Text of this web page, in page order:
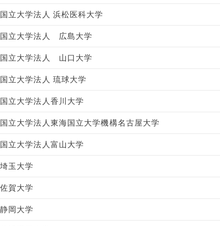
国立大学法人 浜松医科大学
国立大学法人 広島大学
国立大学法人 山口大学
国立大学法人 琉球大学
国立大学法人香川大学
国立大学法人東海国立大学機構名古屋大学
国立大学法人富山大学
埼玉大学
佐賀大学
静岡大学